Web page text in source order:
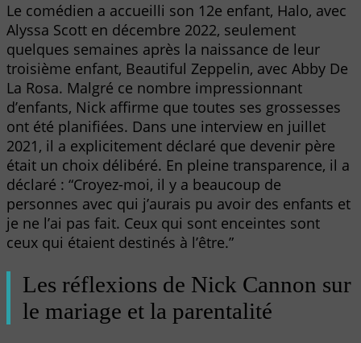
Le comédien a accueilli son 12e enfant, Halo, avec
Alyssa Scott en décembre 2022, seulement
quelques semaines après la naissance de leur
troisième enfant, Beautiful Zeppelin, avec Abby De
La Rosa. Malgré ce nombre impressionnant
d’enfants, Nick affirme que toutes ses grossesses
ont été planifiées. Dans une interview en juillet
2021, il a explicitement déclaré que devenir père
était un choix délibéré. En pleine transparence, il a
déclaré : “Croyez-moi, il y a beaucoup de
personnes avec qui j’aurais pu avoir des enfants et
je ne l’ai pas fait. Ceux qui sont enceintes sont
ceux qui étaient destinés à l’être.”
Les réflexions de Nick Cannon sur
le mariage et la parentalité